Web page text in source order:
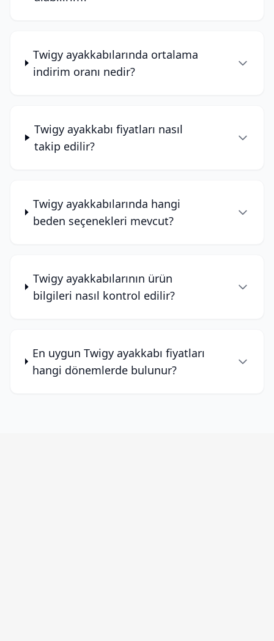
Twigy ayakkabılarında ortalama
indirim oranı nedir?
Twigy ayakkabı fiyatları nasıl
takip edilir?
Twigy ayakkabılarında hangi
beden seçenekleri mevcut?
Twigy ayakkabılarının ürün
bilgileri nasıl kontrol edilir?
En uygun Twigy ayakkabı fiyatları
hangi dönemlerde bulunur?